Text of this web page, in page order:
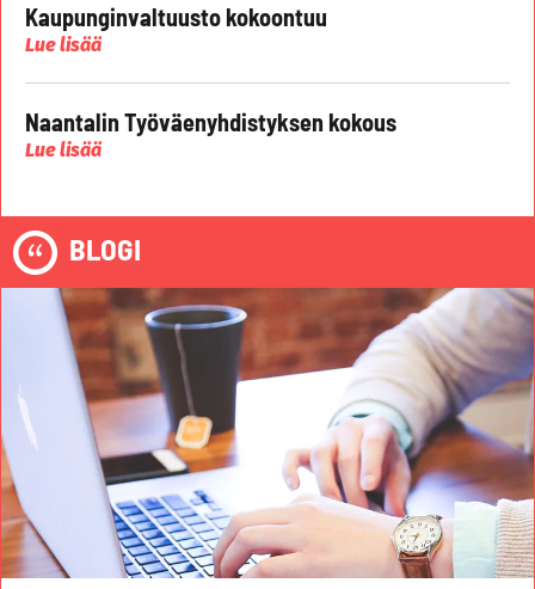
Kaupunginvaltuusto kokoontuu
Lue lisää
Naantalin Työväenyhdistyksen kokous
Lue lisää
BLOGI